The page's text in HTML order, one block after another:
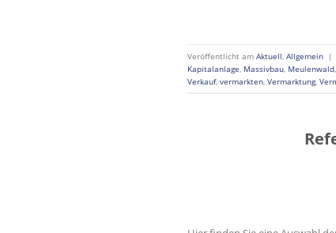
Veröffentlicht am Aktuell Allgemein |
Kapitalanlage Massivbau Meulenwald
Verkauf, vermarkten Vermarktung,